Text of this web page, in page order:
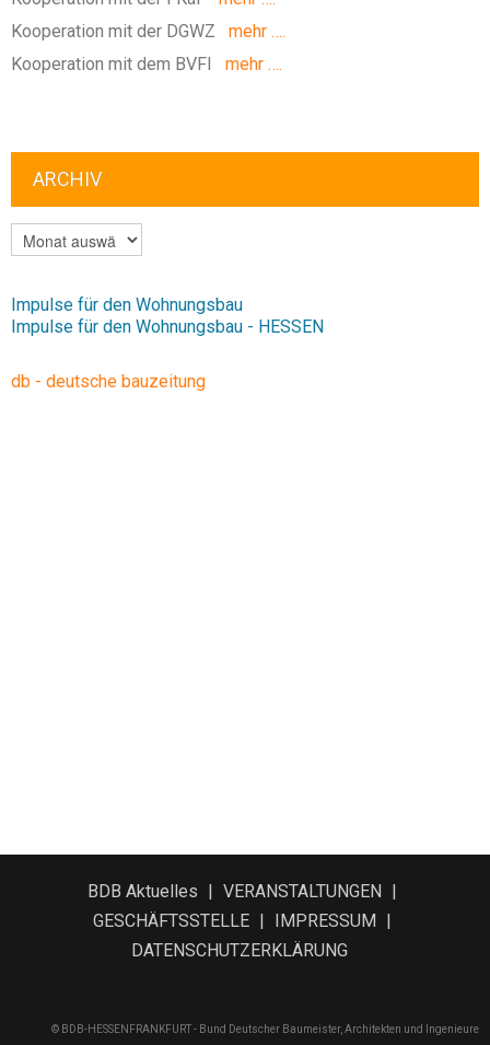
Kooperation mit der DGWZ mehr ….
Kooperation mit dem BVFI
mehr ….
ARCHIV
ARCHIV
Impulse für den Wohnungsbau
Impulse für den Wohnungsbau - HESSEN
db - deutsche bauzeitung
BDB Aktuelles
VERANSTALTUNGEN
GESCHÄFTSSTELLE
IMPRESSUM
DATENSCHUTZERKLÄRUNG
© BDB-HESSENFRANKFURT - Bund Deutscher Baumeister, Architekten und Ingenieure